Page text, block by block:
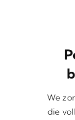
We
die